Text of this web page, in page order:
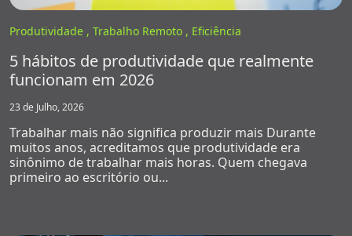
Produtividade , Trabalho Remoto , Eficiência
5 hábitos de produtividade que realmente
funcionam em 2026
23 de Julho, 2026
Trabalhar mais não significa produzir mais Durante
muitos anos, acreditamos que produtividade era
sinônimo de trabalhar mais horas. Quem chegava
primeiro ao escritório ou...